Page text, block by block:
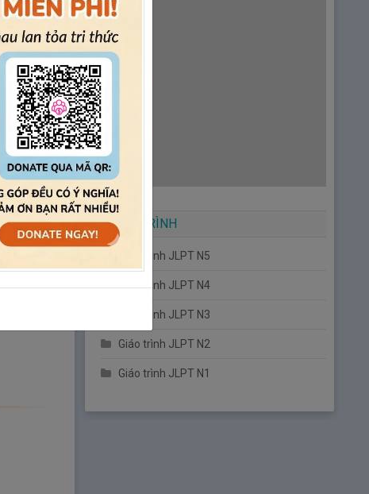
GIÁO TRÌNH
Giáo trình JLPT N5
Giáo trình JLPT N4
Giáo trình JLPT N3
Giáo trình JLPT N2
Giáo trình JLPT N1